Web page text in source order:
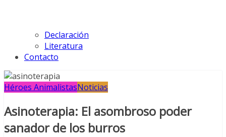
Declaración
Literatura
Contacto
Héroes AnimalistasNoticias
Asinoterapia: El asombroso poder
sanador de los burros